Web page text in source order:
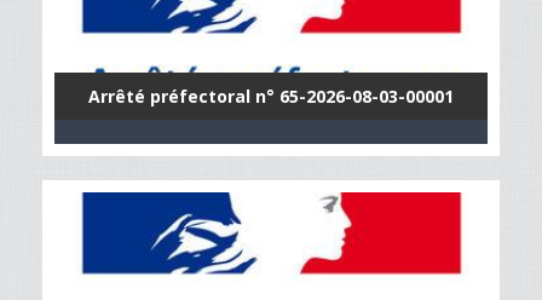
Arrêté préfectoral n° 65-2026-08-03-00001